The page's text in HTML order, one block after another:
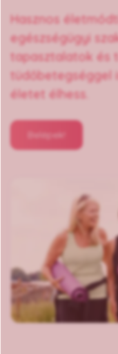
Hasznos
egészségügyi
tapasztalatok és
tüdőbetegséggel
életet élhess.
Belépek!